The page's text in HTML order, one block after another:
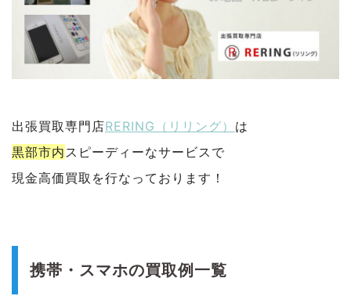
出張買取専門店RERING（リリング） は
黒部市内 スピーディーなサービスで
現金高価買取を行なっております！
携帯・スマホの買取例一覧